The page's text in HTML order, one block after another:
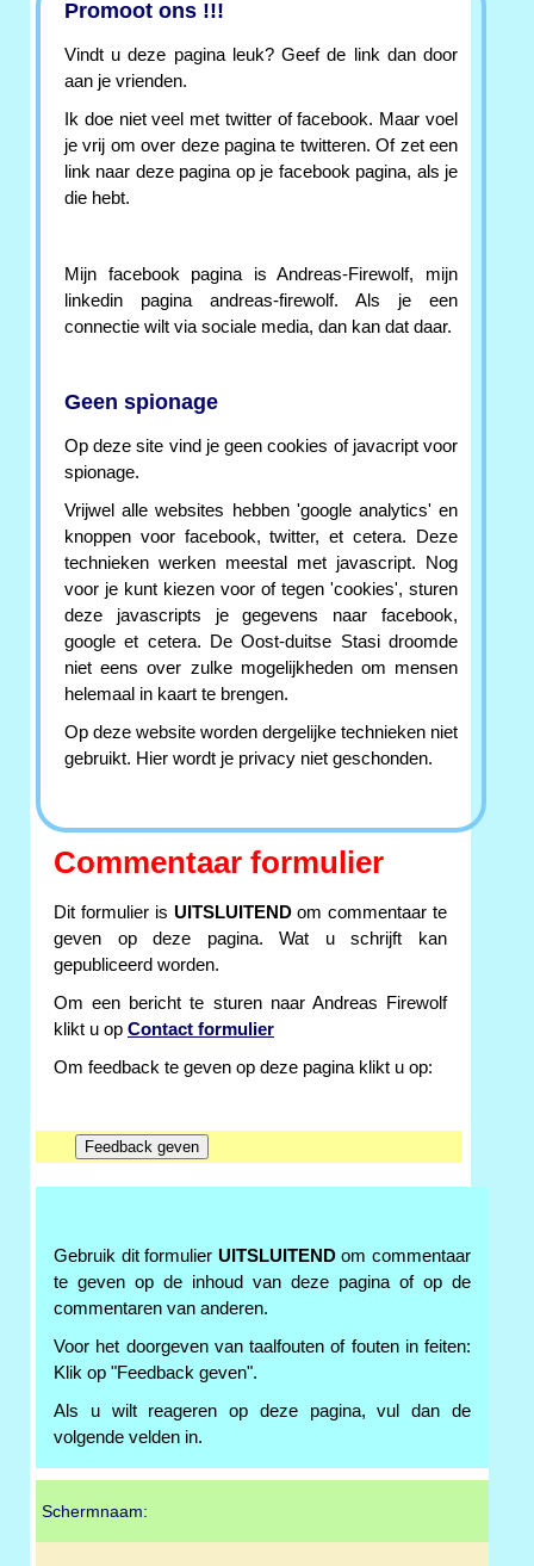
Promoot ons !!!
Vindt u deze pagina leuk? Geef de link dan door
aan je vrienden.
Ik doe niet veel met twitter of facebook. Maar voel
je vrij om over deze pagina te twitteren. Of zet een
link naar deze pagina op je facebook pagina, als je
die hebt.
Mijn facebook pagina is Andreas-Firewolf, mijn
linkedin pagina andreas-firewolf. Als je een
connectie wilt via sociale media, dan kan dat daar.
Geen spionage
Op deze site vind je geen cookies of javacript voor
spionage.
Vrijwel alle websites hebben 'google analytics' en
knoppen voor facebook, twitter, et cetera. Deze
technieken werken meestal met javascript. Nog
voor je kunt kiezen voor of tegen 'cookies', sturen
deze javascripts je gegevens naar facebook,
google et cetera. De Oost-duitse Stasi droomde
niet eens over zulke mogelijkheden om mensen
helemaal in kaart te brengen.
Op deze website worden dergelijke technieken niet
gebruikt. Hier wordt je privacy niet geschonden.
Commentaar formulier
Dit formulier is UITSLUITENDom commentaar te
geven op deze pagina. Wat u schrijft kan
gepubliceerd worden.
Om een bericht te sturen naar Andreas Firewolf
klikt u op Contact formulier
Om feedback te geven op deze pagina klikt u op:
Gebruik dit formulier UITSLUITENDom commentaar
te geven op de inhoud van deze pagina of op de
commentaren van anderen.
Voor het doorgeven van taalfouten of fouten in feiten:
Klik op "Feedback geven".
Als u wilt reageren op deze pagina, vul dan de
volgende velden in.
Schermnaam: